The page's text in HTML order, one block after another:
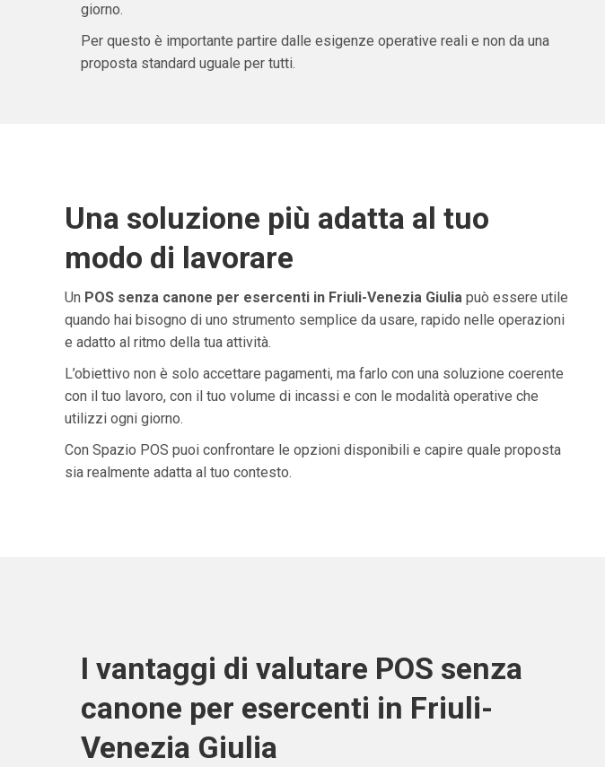
giorno.
Per questo è importante partire dalle esigenze operative reali e non da una
proposta standard uguale per tutti.
Una soluzione più adatta al tuo
modo di lavorare
Un POS senza canone per esercenti in Friuli-Venezia Giulia può essere utile
quando hai bisogno di uno strumento semplice da usare, rapido nelle operazioni
e adatto al ritmo della tua attività.
L’obiettivo non è solo accettare pagamenti, ma farlo con una soluzione coerente
con il tuo lavoro, con il tuo volume di incassi e con le modalità operative che
utilizzi ogni giorno.
Con Spazio POS puoi confrontare le opzioni disponibili e capire quale proposta
sia realmente adatta al tuo contesto.
I vantaggi di valutare POS senza
canone per esercenti in Friuli-
Venezia Giulia